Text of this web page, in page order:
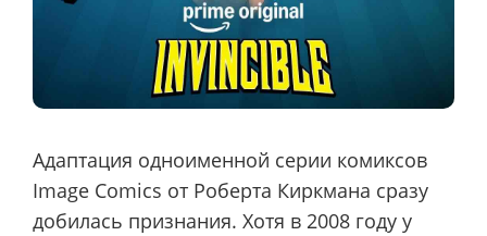
Адаптация одноименной серии комиксов
Image Comics от Роберта Киркмана сразу
добилась признания. Хотя в 2008 году у